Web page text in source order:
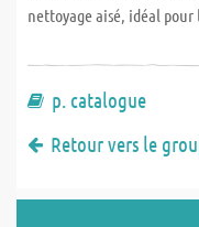
nettoyage aisé, idéal
p. catalogue
Retour vers le